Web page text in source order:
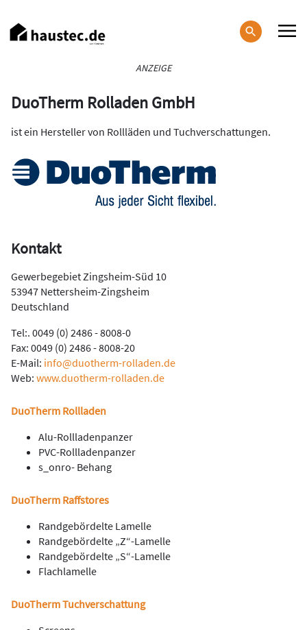
zum
Inhalt
ANZEIGE
DuoTherm Rolladen GmbH
ist ein Hersteller von Rollläden und Tuchverschattungen.
Kontakt
Gewerbegebiet Zingsheim-Süd 10
53947 Nettersheim-Zingsheim
Deutschland
Tel:. 0049 (0) 2486 - 8008-0
Fax: 0049 (0) 2486 - 8008-20
E-Mail: info@duotherm-rolladen.de
Web: www.duotherm-rolladen.de
DuoTherm Rollladen
Alu-Rollladenpanzer
PVC-Rollladenpanzer
s_onro- Behang
DuoTherm Raffstores
Randgebördelte Lamelle
Randgebördelte „Z“-Lamelle
Randgebördelte „S“-Lamelle
Flachlamelle
DuoTherm Tuchverschattung